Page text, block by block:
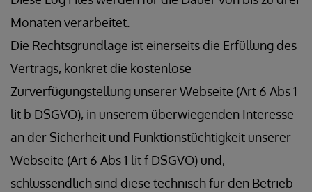
Monaten verarbeitet.
Die Rechtsgrundlage ist einerseits die Erfüllung des
Vertrags, konkret die kostenlose
Zurverfügungstellung unserer Webseite (Art 6 Abs 1
lit b DSGVO), in unserem überwiegenden Interesse
an der Sicherheit und Funktionstüchtigkeit unserer
Webseite (Art 6 Abs 1 lit f DSGVO) und,
schlussendlich sind diese technisch für den Betrieb